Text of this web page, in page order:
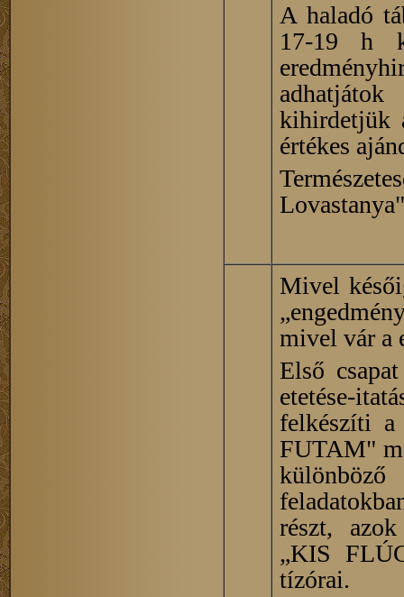
A haladó
17-19 h
kihirdetjük
értékes
Mivel
mivel vár a
Első
etetése-
felkészíti a
FUTAM"
különböző
részt, azok
„KIS
tízórai.